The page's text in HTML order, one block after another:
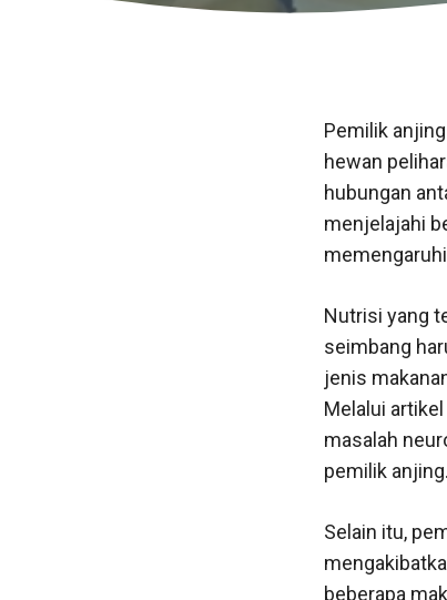
Pemilik
hewan
hubungan
menjelajahi
Nutrisi yang
seimbang
jenis
Melalui
masalah
pemilik anjing.
Selain itu,
beberapa